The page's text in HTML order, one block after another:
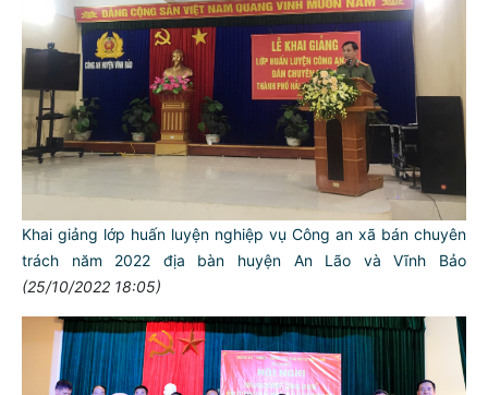
Khai giảng lớp huấn luyện nghiệp vụ Công an xã bán chuyên
trách năm 2022 địa bàn huyện An Lão và Vĩnh Bảo
(25/10/2022 18:05)